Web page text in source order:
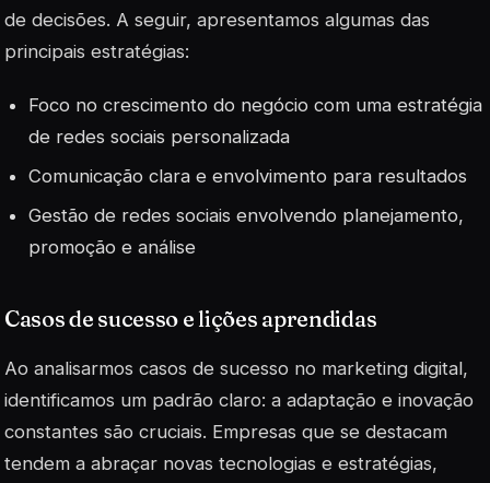
de decisões. A seguir, apresentamos algumas das
principais estratégias:
Foco no crescimento do negócio com uma estratégia
de redes sociais personalizada
Comunicação clara e envolvimento para resultados
Gestão de redes sociais envolvendo planejamento,
promoção e análise
Casos de sucesso e lições aprendidas
Ao analisarmos casos de sucesso no marketing digital,
identificamos um padrão claro: a adaptação e inovação
constantes são cruciais. Empresas que se destacam
tendem a abraçar novas tecnologias e estratégias,